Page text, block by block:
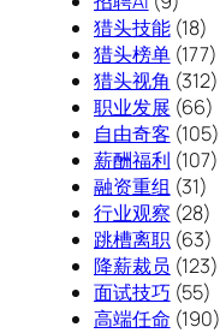
猎头技能(18)
猎头榜单(177)
猎头视角 (312)
职业发展 (66)
自由奇客 (105)
薪酬福利 (107)
融资重组 (31)
行业观察 (28)
跳槽离职(63)
降薪裁员 (123)
面试技巧 (55)
高端任命 (190)